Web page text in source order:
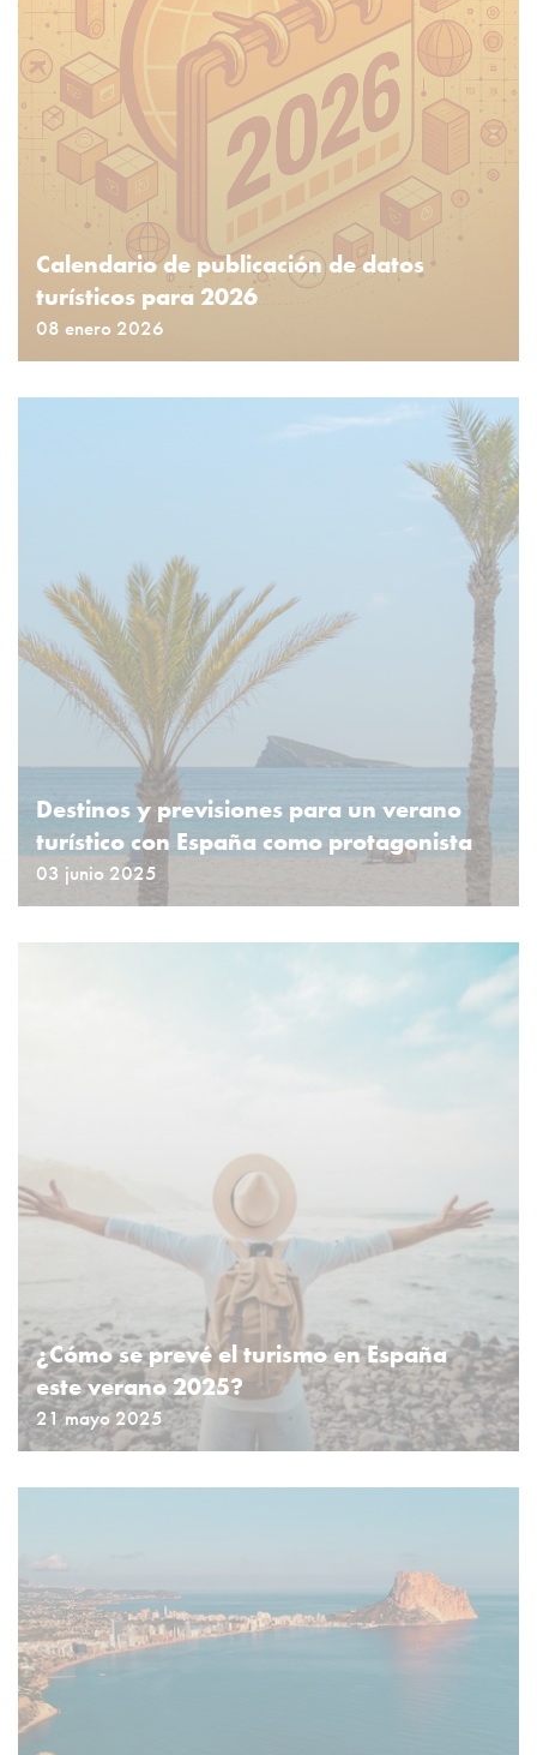
Calendario de publicación de datos
turísticos para 2026
08 enero 2026
Destinos y previsiones para un verano
turístico con España como protagonista
03 junio 2025
¿Cómo se prevé el turismo en España
este verano 2025?
21 mayo 2025